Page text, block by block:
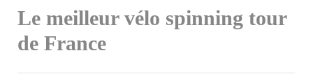
Le meilleur vélo spinning tour
de France